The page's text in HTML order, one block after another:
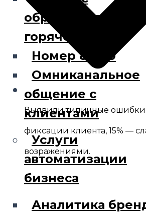
обращениями по
горячей линии
Номер 8-800
Омниканальное
общение с
клиентами
Услуги
автоматизации
бизнеса
Аналитика
Выявили типичные ошибки:
фиксации клиента, 15% —
возражениями.